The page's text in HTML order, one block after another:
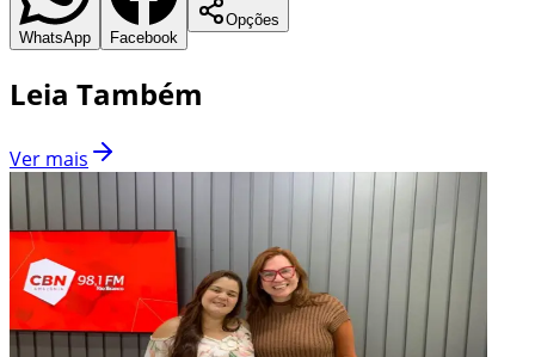
WhatsApp Facebook
Opções
Leia Também
Ver mais